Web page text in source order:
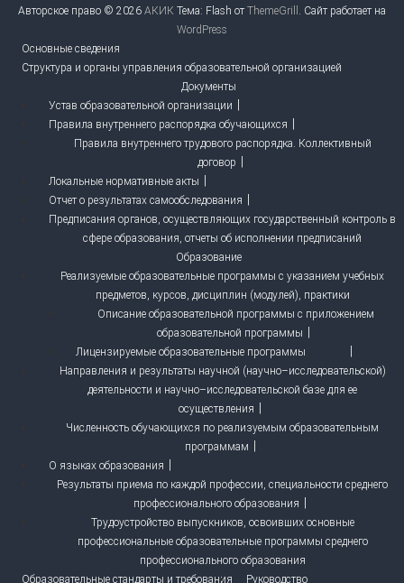
Авторское право © 2026 АКИК Тема: Flash отThemeGrill
. Сайт работает на
WordPress
Основные сведения
Структура и органы управления образовательной организацией
Документы
Устав образовательной организации
Правила внутреннего распорядка обучающихся
Правила внутреннего трудового распорядка. Коллективный
договор
Локальные нормативные акты
Отчет о результатах самообследования
Предписания органов, осуществляющих государственный контроль в
сфере образования, отчеты об исполнении предписаний
Образование
Реализуемые образовательные программы с указанием учебных
предметов, курсов, дисциплин (модулей), практики
Описание образовательной программы с приложением
образовательной программы
Лицензируемые образовательные программы
Направления и результаты научной (научно–исследовательской)
деятельности и научно–исследовательской базе для ее
осуществления
Численность обучающихся по реализуемым образовательным
программам
О языках образования
Результаты приема по каждой профессии, специальности среднего
профессионального образования
Трудоустройство выпускников, освоивших основные
профессиональные образовательные программы среднего
профессионального образования
Образовательные стандарты и требования
Руководство